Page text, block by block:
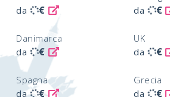
da
€
da
€
Danimarca
da
€
UK
da
€
Spagna
da
€
Grecia
da
€